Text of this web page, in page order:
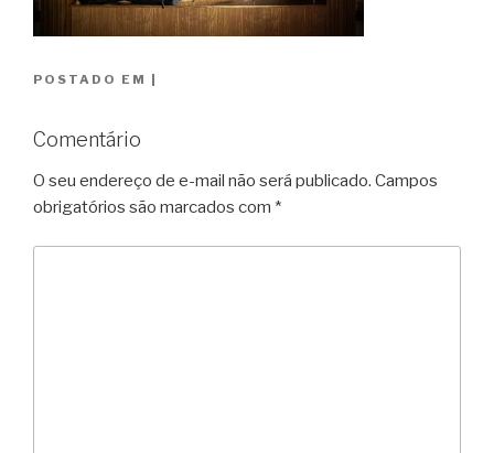
POSTADO EM
Comentário
O seu endereço de e-mail não será publicado. Campos
obrigatórios são marcados com *